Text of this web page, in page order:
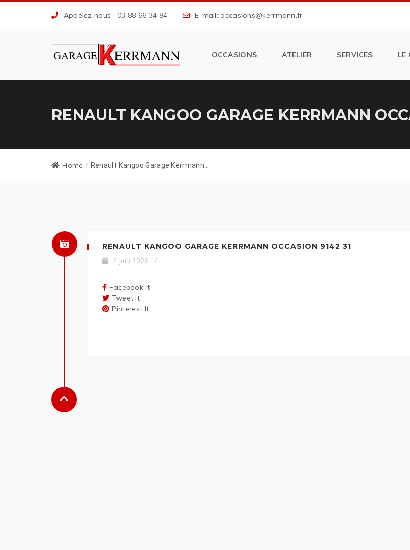
Appelez nous : 03 88 66 34 84 E-mail: occasions@kerrmann.fr
OCCASIONS ATELIER SERVICES LE
RENAULT KANGOO GARAGE KERRMANN
Home / Renault Kangoo Garage Kerrmann...
RENAULT KANGOO GARAGE KERRMANN OCCASION 9142 31
2 juin 2026 /
Facebook It
Tweet It
Pinterest It